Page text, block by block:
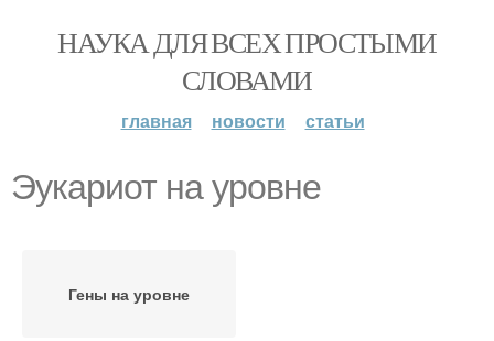
НАУКА ДЛЯ ВСЕХ ПРОСТЫМИ
СЛОВАМИ
главная новости статьи
Эукариот на уровне
Гены на уровне